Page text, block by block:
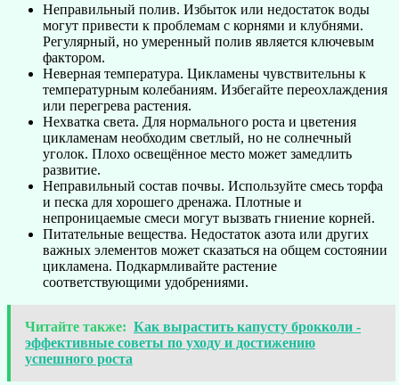
Неправильный полив. Избыток или недостаток воды
могут привести к проблемам с корнями и клубнями.
Регулярный, но умеренный полив является ключевым
фактором.
Неверная температура. Цикламены чувствительны к
температурным колебаниям. Избегайте переохлаждения
или перегрева растения.
Нехватка света. Для нормального роста и цветения
цикламенам необходим светлый, но не солнечный
уголок. Плохо освещённое место может замедлить
развитие.
Неправильный состав почвы. Используйте смесь торфа
и песка для хорошего дренажа. Плотные и
непроницаемые смеси могут вызвать гниение корней.
Питательные вещества. Недостаток азота или других
важных элементов может сказаться на общем состоянии
цикламена. Подкармливайте растение
соответствующими удобрениями.
Читайте также: Как вырастить капусту брокколи -
эффективные советы по уходу и достижению
успешного роста